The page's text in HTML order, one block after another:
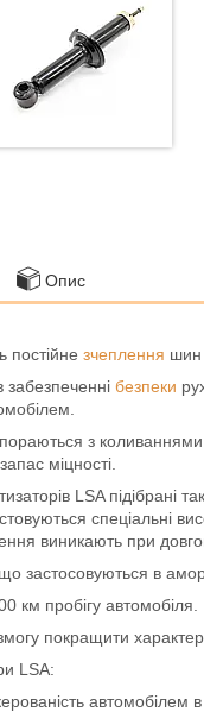
Опис
постійне зчеплення шин
безпеки
з
міцності.
LSA підібрані
спеціальні
виникають при
застосовуються в
км пробігу автомобіля.
покращити
LSA:
автомобілем